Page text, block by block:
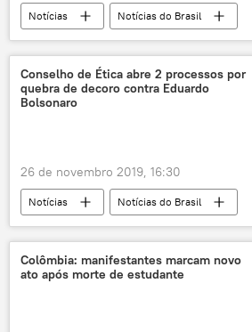
Notícias
Notícias do Brasil
Paulo Guedes
AI-5
ditadura
protestos
América do Sul
Economia
Conselho de Ética abre 2 processos por
quebra de decoro contra Eduardo
Bolsonaro
26 de novembro 2019, 16:30
Notícias
Notícias do Brasil
Eduardo Bolsonaro
governo
ditadura
AI-5
militares
cassação
ética
Colômbia: manifestantes marcam novo
ato após morte de estudante